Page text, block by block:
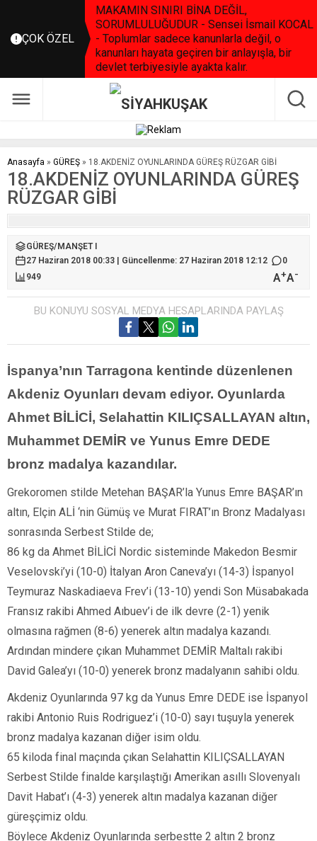
ÇOK ÖZEL
MAKAMIN SINIRI BİNA DEĞİL,
SORUMLULUĞUDUR - Sensei İsmail KOCAL
- Toplumlar sadece kanunlarla değil, o
kanunları hayata geçiren bir anlayışla, bir
devlet terbiyesiyle ayakta kalır.
Anasayfa » GÜREŞ » 18.AKDENİZ OYUNLARINDA GÜREŞ RÜZGAR GİBİ
18.AKDENİZ OYUNLARINDA GÜREŞ
RÜZGAR GİBİ
GÜREŞ/MANŞET I
27 Haziran 2018 00:33 | Güncellenme: 27 Haziran 2018 12:12
0
949
A+A-
BU KONUYU SOSYAL MEDYA HESAPLARINDA PAYLAŞ
İspanya’nın Tarragona kentinde düzenlenen
Akdeniz Oyunları devam ediyor. Oyunlarda
Ahmet BİLİCİ, Selahattin KILIÇSALLAYAN altın,
Muhammet DEMİR ve Yunus Emre DEDE
bronz madalya kazandılar.
Grekoromen stilde Metehan BAŞAR’la Yunus Emre BAŞAR’ın
altın, Elçin ALİ ‘nin Gümüş ve Murat FIRAT’ın Bronz Madalyası
sonrasında Serbest Stilde de;
86 kg da Ahmet BİLİCİ Nordic sisteminde Makedon Besmir
Veselovski’yi (10-0) İtalyan Aron Caneva’yı (14-3) İspanyol
Teymuraz Naskadiaeva Frev’i (13-10) yendi Son Müsabakada
Fransız rakibi Ahmed Aıbuev’i de ilk devre (2-1) yenik
olmasına rağmen (8-6) yenerek altın madalya kazandı.
Ardından mindere çıkan Muhammet DEMİR Maltalı rakibi
David Galea’yı (10-0) yenerek bronz madalyanın sahibi oldu.
Akdeniz Oyunlarında 97 kg da Yunus Emre DEDE ise İspanyol
rakibi Antonio Ruis Rodriguez’i (10-0) sayı tuşuyla yenerek
bronz madalya kazanan diğer isim oldu.
65 kiloda final maçında çıkan Selahattin KILIÇSALLAYAN
Serbest Stilde finalde karşılaştığı Amerikan asıllı Slovenyalı
Davit Habat’ı (4-3) yenerek altın madalya kazanan diğer
güreşçimiz oldu.
Böylece Akdeniz Oyunlarında serbestte 2 altın 2 bronz